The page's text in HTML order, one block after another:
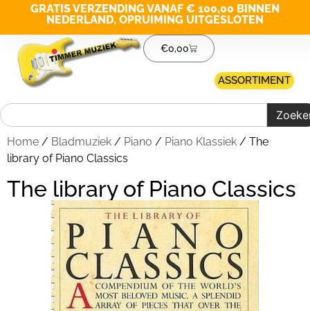
GRATIS VERZENDING VANAF € 100,00 BINNEN
NEDERLAND, OPRUIMING UITGESLOTEN
€0,00
ASSORTIMENT
Home / Bladmuziek / Piano / Piano Klassiek / The
library of Piano Classics
The library of Piano Classics